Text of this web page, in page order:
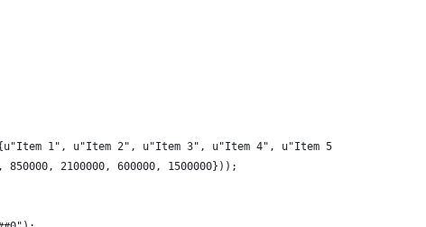
1", u"Item 2", u"Item 3", u"Item 4", u"Item 5"}),
850000, 2100000, 600000, 1500000}));